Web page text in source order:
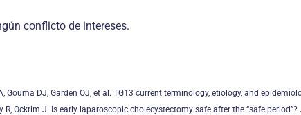
conflicto de intereses.
Gouma DJ, Garden OJ, et al. TG13 current terminology, etiology, and
R, Ockrim J. Is early laparoscopic cholecystectomy safe after the “safe